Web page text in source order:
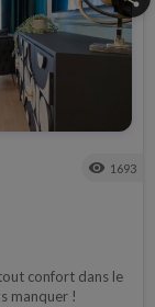
visibility 1693
confort dans le
manquer !